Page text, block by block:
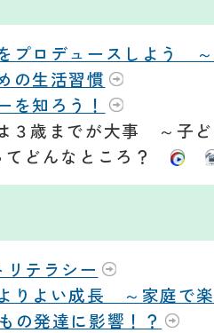
プロデュースしよう
の生活習慣
を知ろう！
３歳までが大事 ～子
てどんなところ？
テラシー
りよい成長 ～家庭で
の発達に影響！？